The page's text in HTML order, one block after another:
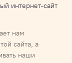
нам
сайта, а
наши
интернет-сайт
Гражданского
подробной
товаров и (или)